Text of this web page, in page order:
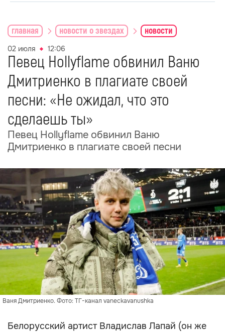
главная новости о звездах новости
02 июля 12:06
Певец Hollyflame обвинил Ваню
Дмитриенко в плагиате своей
песни: «Не ожидал, что это
сделаешь ты»
Певец Hollyflame обвинил Ваню
Дмитриенко в плагиате своей песни
Ваня Дмитриенко. Фото: ТГ-канал vaneckavanushka
Белорусский артист Владислав Лапай (он же